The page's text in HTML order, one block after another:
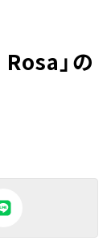
」の